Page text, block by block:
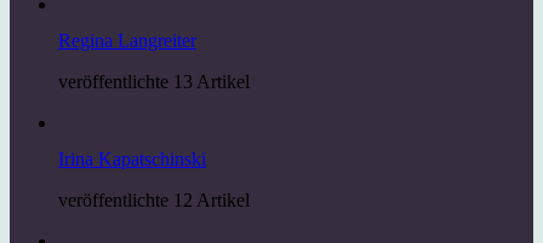
Regina Langreiter
veröffentlichte 13 Artikel
Irina Kapatschinski
veröffentlichte 12 Artikel